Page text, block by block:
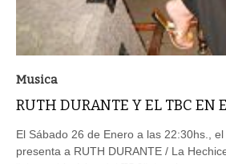
Musica
RUTH DURANTE Y EL TBC EN
El Sábado 26 de Enero a las 22:30hs., el
presenta a RUTH DURANTE / La